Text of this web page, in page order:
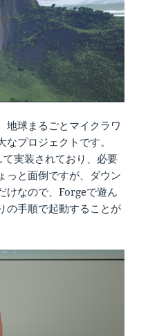
地球まるごとマイクラワ
プロジェクトです。
実装されており、必要
っと面倒ですが、ダウン
けなので、Forgeで遊ん
の手順で起動することが